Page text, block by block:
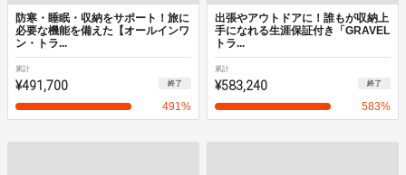
防寒・睡眠・収納をサポート！旅に
必要な機能を備えた【オールインワ
ン・トラ...
累計
¥491,700 終了
491%
出張やアウトドアに！誰もが収納上
手になれる生涯保証付き「GRAVEL
トラ...
累計
¥583,240 終了
583%